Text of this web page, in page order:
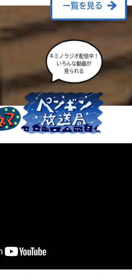
一覧を見る
キミノラジオ配信中！
いろんな動画が
見られる
も
度
み
て
ね
る